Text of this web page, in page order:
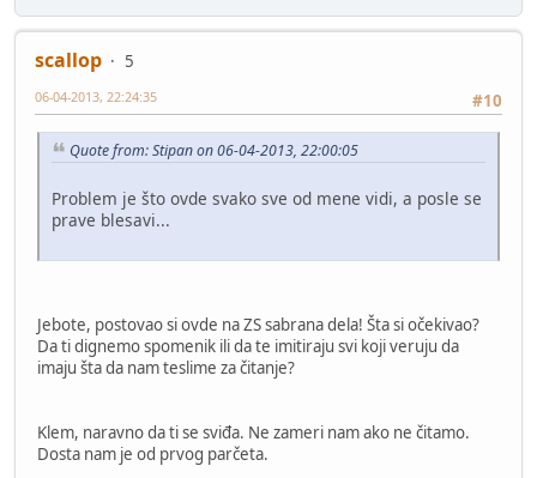
scallop
5
#10
06-04-2013, 22:24:35
Quote from: Stipan on 06-04-2013, 22:00:05
Problem je što ovde svako sve od mene vidi, a posle se
prave blesavi...
Jebote, postovao si ovde na ZS sabrana dela! Šta si očekivao?
Da ti dignemo spomenik ili da te imitiraju svi koji veruju da
imaju šta da nam teslime za čitanje?
Klem, naravno da ti se sviđa. Ne zameri nam ako ne čitamo.
Dosta nam je od prvog parčeta.